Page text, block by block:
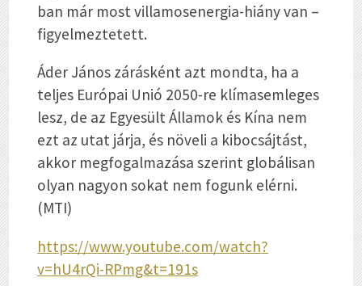
ban már most villamosenergia-hiány van –
figyelmeztetett.
Áder János zárásként azt mondta, ha a
teljes Európai Unió 2050-re klímasemleges
lesz, de az Egyesült Államok és Kína nem
ezt az utat járja, és növeli a kibocsájtást,
akkor megfogalmazása szerint globálisan
olyan nagyon sokat nem fogunk elérni.
(MTI)
https://www.youtube.com/watch?
v=hU4rQi-RPmg&t=191s